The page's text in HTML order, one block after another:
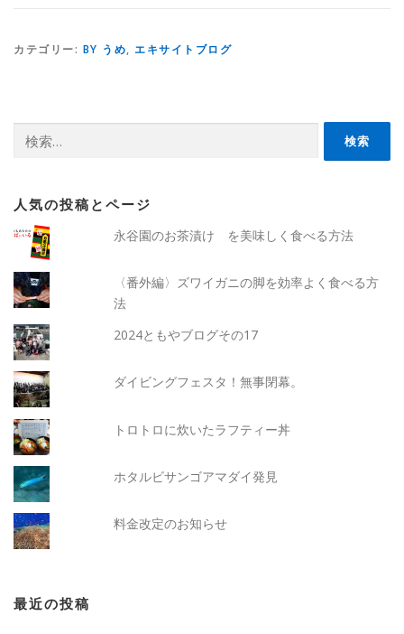
カテゴリー: BY うめ, エキサイトブログ
索:
人気の投稿とページ
永谷園のお茶漬け を美味しく食べる方法
〈番外編〉ズワイガニの脚を効率よく食べる方
法
2024ともやブログその17
ダイビングフェスタ！無事閉幕。
トロトロに炊いたラフティー丼
ホタルビサンゴアマダイ発見
料金改定のお知らせ
最近の投稿